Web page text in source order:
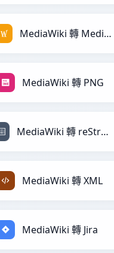
MediaWiki 轉 MediaWiki
MediaWiki 轉 PNG
MediaWiki 轉 reStructuredText
MediaWiki 轉 XML
MediaWiki 轉 Jira